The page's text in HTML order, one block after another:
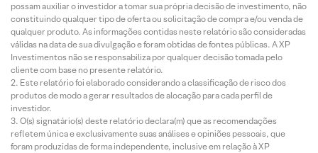
possam auxiliar o investidor a tomar sua própria decisão de investimento, não
constituindo qualquer tipo de oferta ou solicitação de compra e/ou venda de
qualquer produto. As informações contidas neste relatório são consideradas
válidas na data de sua divulgação e foram obtidas de fontes públicas. A XP
Investimentos não se responsabiliza por qualquer decisão tomada pelo
cliente com base no presente relatório.
Este relatório foi elaborado considerando a classificação de risco dos
produtos de modo a gerar resultados de alocação para cada perfil de
investidor.
O(s) signatário(s) deste relatório declara(m) que as recomendações
refletem única e exclusivamente suas análises e opiniões pessoais, que
foram produzidas de forma independente, inclusive em relação à XP